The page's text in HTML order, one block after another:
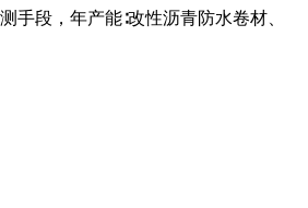
段，年产能∶改性沥青防水卷材、